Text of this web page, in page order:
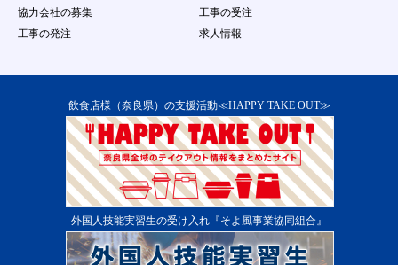
のおそれのある行為
（１８）その他事務局が不適切であると判断する行為
ビスの提供を一時的に中断することがあります。
本サービス用設備の保守又は工事のため、やむ
を得ない場合
本サービス用設備に障害が発生し、やむを得な
い場合
第一種電気通信事業者又はその他の電気通信事
業者の提供する電気通信役務に起因して電気通
信サービスの利用が不能になった場合
その他運用上又は技術上当社がサービスの一時
中断が必要と判断した場合 ２．当システムの
協力会社の募集
工事の受注
工事の発注
求人情報
飲食店様（奈良県）の支援活動≪HAPPY TAKE OUT≫
外国人技能実習生の受け入れ『そよ風事業協同組合』